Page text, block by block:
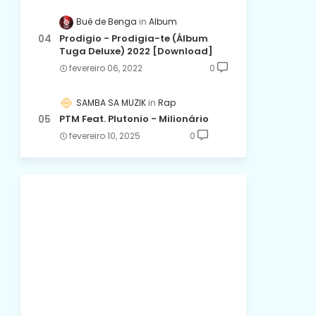
Bué de Benga Album
Prodigio - Prodigia-te (Álbum
Tuga Deluxe) 2022 [Download]
fevereiro 06, 2022 0
SAMBA SA MUZIK Rap
PTM Feat. Plutonio - Milionário
fevereiro 10, 2025 0